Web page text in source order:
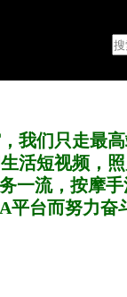
我们只走最
活短视频，
一流，按摩
平台而努力奋